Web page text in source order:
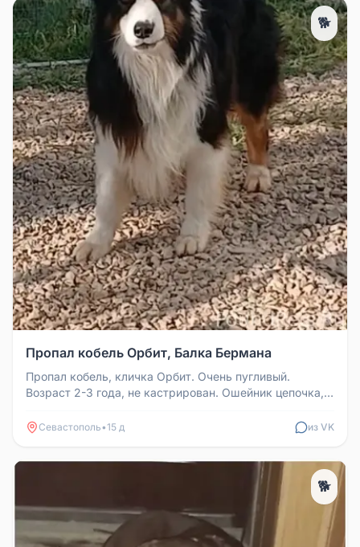
🐕
Пропал кобель Орбит, Балка Бермана
Пропал кобель, кличка Орбит. Очень пугливый.
Возраст 2-3 года, не кастрирован. Ошейник цепочка, с
Севастополь•15 д из VK
🐕